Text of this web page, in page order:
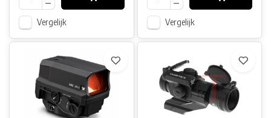
Vergelijk Vergelijk